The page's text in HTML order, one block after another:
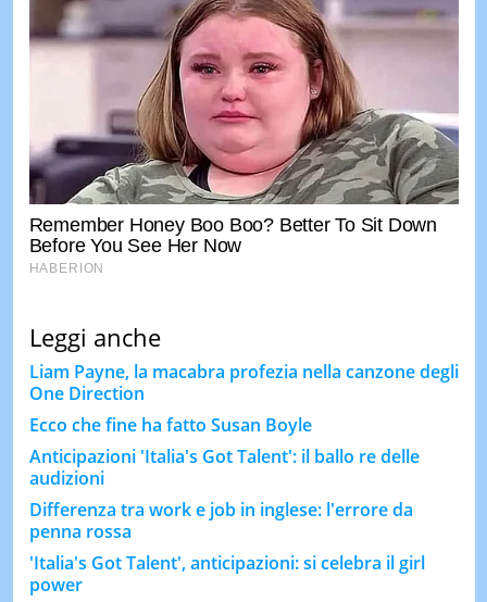
Leggi anche
Liam Payne, la macabra profezia nella canzone degli
One Direction
Ecco che fine ha fatto Susan Boyle
Anticipazioni 'Italia's Got Talent': il ballo re delle
audizioni
Differenza tra work e job in inglese: l'errore da
penna rossa
'Italia's Got Talent', anticipazioni: si celebra il girl
power